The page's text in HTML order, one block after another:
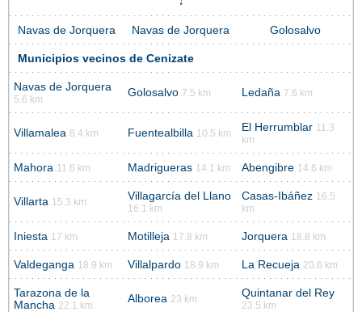
Navas de Jorquera Navas de Jorquera Golosalvo
Municipios vecinos de Cenizate
Navas de Jorquera
5.6 km
Golosalvo 7.5 km Ledaña 7.6 km
Villamalea 8.4 km Fuentealbilla 10.5 km El Herrumblar 11.3
km
Mahora 11.6 km Madrigueras 14.1 km Abengibre 14.6 km
Villarta 15.3 km Villagarcía del Llano
16.1 km
Casas-Ibáñez 16.5
km
Iniesta 17 km Motilleja 17.8 km Jorquera 18.8 km
Valdeganga 18.9 km Villalpardo 18.9 km La Recueja 20.6 km
Tarazona de la
Mancha 22.1 km
Alborea 23 km Quintanar del Rey
23.5 km